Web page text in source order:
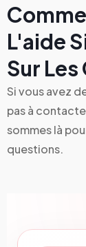
L'aide
Sur
Si vous avez
pas à
sommes là
questions.